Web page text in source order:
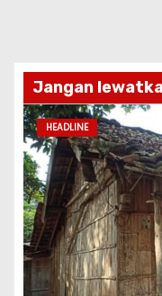
Jangan
HEADLINE